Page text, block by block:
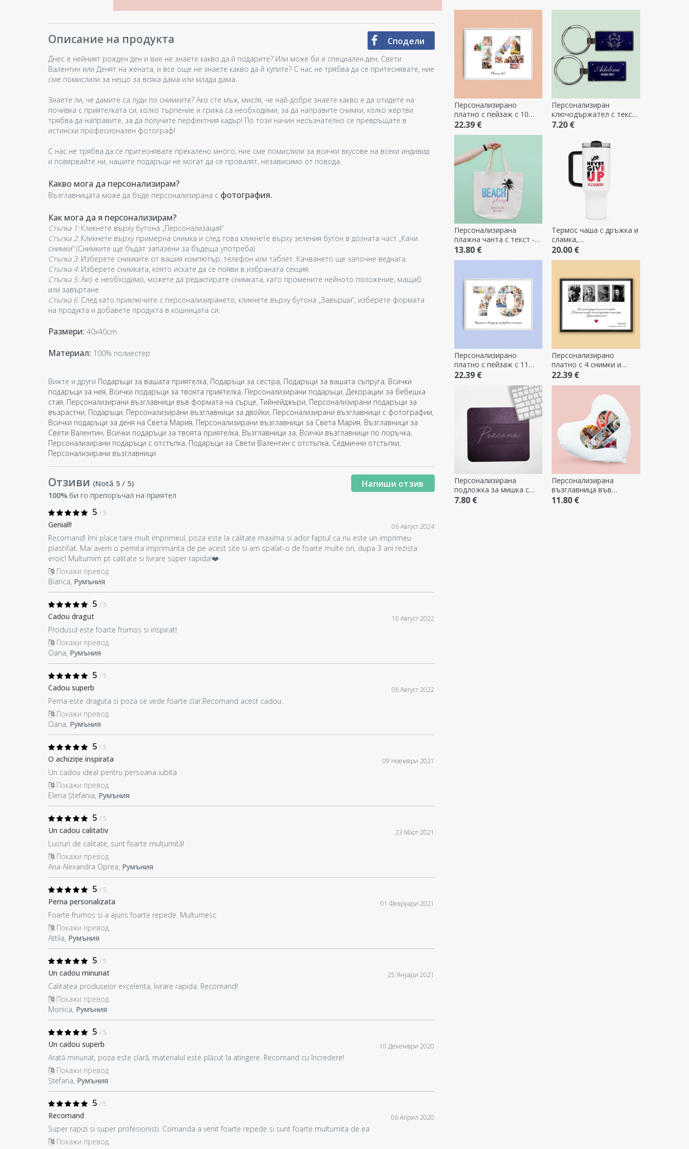
Персонализирано
платно с пейзаж с 10
снимки, модел номер 14
и текстово съобщение
22.39 €
Персонализиран
ключодържател с текст
и зодиакален знак - Рак
7.20 €
Персонализирана
плажна чанта с текст -
Beach please
13.80 €
Термос чаша с дръжка и
сламка,
персонализирана с име -
Никога не се отказвай
20.00 €
Персонализирано
платно с пейзаж с 11
снимки, модел номер 70
и текстово съобщение
22.39 €
Персонализирано
платно с 4 снимки и
текст - Скъпи спомени
22.39 €
Персонализирана
подложка за мишка с
име
7.80 €
Персонализирана
възглавница във
формата на сърце с 6
11.80 €
Описание на продукта Сподели
Днес е нейният рожден ден и вие не знаете какво да й подарите? Или може би е специален ден, Свети
Валентин или Денят на жената, и все още не знаете какво да й купите? С нас не трябва да се притеснявате, ние
сме помислили за нещо за всяка дама или млада дама.
Знаете ли, че дамите са луди по снимките? Ако сте мъж, мисля, че най-добре знаете какво е да отидете на
почивка с приятелката си, колко търпение и грижа са необходими, за да направите снимки, колко жертви
трябва да направите, за да получите перфектния кадър! По този начин несъзнателно се превръщате в
истински професионален фотограф!
С нас не трябва да се притеснявате прекалено много, ние сме помислили за всички вкусове на всеки индивид
и повярвайте ни, нашите подаръци не могат да се провалят, независимо от повода.
Какво мога да персонализирам?
Възглавницата може да бъде персонализирана с фотография.
Как мога да я персонализирам?
Стъпка 1:Кликнете върху бутона „Персонализация“
Стъпка 2: Кликнете върху примерна снимка и след това кликнете върху зеления бутон в долната част „Качи
снимки“ (Снимките ще бъдат запазени за бъдеща употреба)
Стъпка 3:Изберете снимките от вашия компютър, телефон или таблет. Качването ще започне веднага.
Стъпка 4:Изберете снимката, която искате да се появи в избраната секция.
Стъпка 5:Ако е необходимо, можете да редактирате снимката, като промените нейното положение, мащаб
или завъртане.
Стъпка 6:След като приключите с персонализирането, кликнете върху бутона „Завърши“, изберете формата
на продукта и добавете продукта в кошницата си.
Размери: 40x40cm
Материал: 100% полиестер
Вижте и други Подаръци за вашата приятелка, Подаръци за сестра, Подаръци за вашата съпруга, Всички
подаръци за нея, Всички подаръци за твоята приятелка, Персонализирани подаръци, Декорации за бебешка
стая, Персонализирани възглавници във формата на сърце, Тийнейджъри, Персонализирани подаръци за
възрастни, Подаръци, Персонализирани възглавници за двойки, Персонализирани възглавници с фотографии,
Всички подаръци за деня на Света Мария, Персонализирани възглавници за Света Мария, Възглавници за
Свети Валентин, Всички подаръци за твоята приятелка, Възглавници за, Всички възглавници по поръчка,
Персонализирани подаръци с отстъпка, Подаръци за Свети Валентин с отстъпка, Седмични отстъпки,
Персонализирани възглавници.
Отзиви (Notă 5 / 5)
100% би го препоръчал на приятел
Напиши отзив
5 / 5
Genial!! 06 Август 2024
Recomand! Imi place tare mult imprimeul, poza este la calitate maxima si ador faptul ca nu este un imprimeu
plastifiat. Mai avem o pernita imprimanta de pe acest site si am spalat-o de foarte multe ori, dupa 3 ani rezista
eroic! Multumim pt calitate si livrare super rapida!❤️
Покажи превод
Bianca, Румъния
5 / 5
Cadou dragut 10 Август 2022
Produsul este foarte frumos si inspirat!
Покажи превод
Oana, Румъния
5 / 5
Cadou superb 06 Август 2022
Perna este draguta si poza se vede foarte clar.Recomand acest cadou.
Покажи превод
Oana, Румъния
5 / 5
O achiziție inspirata 09 Ноември 2021
Un cadou ideal pentru persoana iubita
Покажи превод
Elena Ștefania, Румъния
5 / 5
Un cadou calitativ 23 Март 2021
Lucruri de calitate, sunt foarte mulțumită!
Покажи превод
Ana Alexandra Oprea, Румъния
5 / 5
Perna personalizata 01 Февруари 2021
Foarte frumos si a ajuns foarte repede. Multumesc
Покажи превод
Attila, Румъния
5 / 5
Un cadou minunat 25 Януари 2021
Calitatea produselor excelenta, livrare rapida. Recomand!
Покажи превод
Monica, Румъния
5 / 5
Un cadou superb 10 Декември 2020
Arată minunat, poza este clară, materialul este plăcut la atingere. Recomand cu încredere!
Покажи превод
Ștefana, Румъния
5 / 5
Recomand 06 Април 2020
Super rapizi si super profesionisti. Comanda a venit foarte repede si sunt foarte multumita de ea
Покажи превод